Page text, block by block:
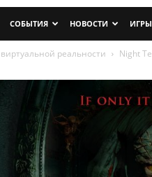
СОБЫТИЯ НОВОСТИ ИГРЫ
реальности
Night